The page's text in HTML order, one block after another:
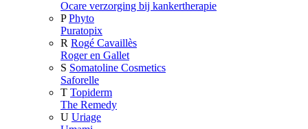
Ocare verzorging bij kankertherapie
P Phyto
Puratopix
R Rogé Cavaillès
Roger en Gallet
S Somatoline Cosmetics
Saforelle
T Topiderm
The Remedy
U Uriage